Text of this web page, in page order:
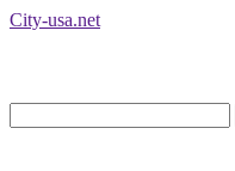
City-usa.net